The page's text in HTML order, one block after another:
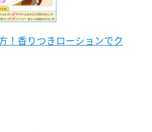
！香りつきローションでク